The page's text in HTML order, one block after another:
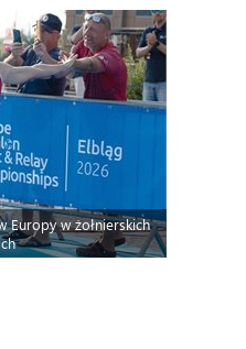
Europy w żołnierskich